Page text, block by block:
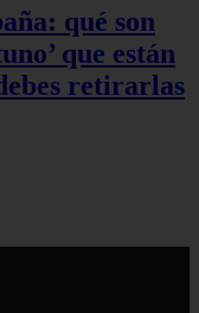
qué son
que están
retirarlas